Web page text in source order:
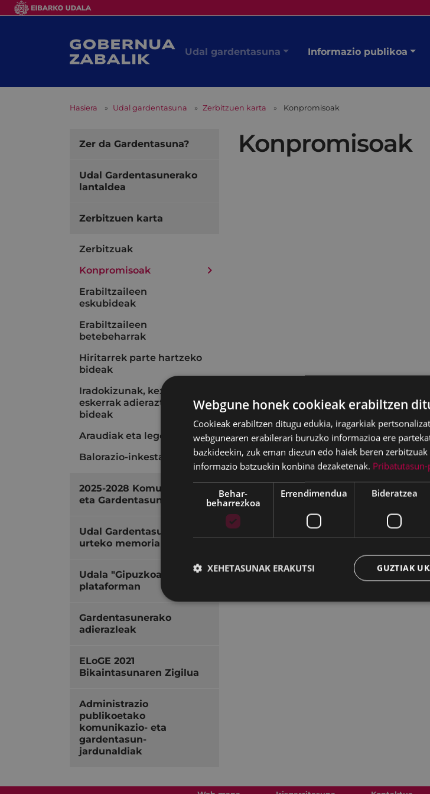
Udal gardentasuna Informazio publikoa
Hasiera Udal gardentasuna Zerbitzuen karta Konpromisoak
Konpromisoak
Zer da Gardentasuna?
Udal Gardentasunerako
lantaldea
Zerbitzuen karta
Zerbitzuak
Konpromisoak
Erabiltzaileen
eskubideak
Erabiltzaileen
betebeharrak
Hiritarrek parte hartzeko
bideak
Iradokizunak, kexak eta
eskerrak adierazteko
bideak
Araudiak eta legeak
Balorazio-inkesta
2025-2028 Komunikazio
eta Gardentasun Plana
Udal Gardentasunerako
urteko memoriak
Udala "Gipuzkoa Irekia"
plataforman
Gardentasunerako
adierazleak
ELoGE 2021
Bikaintasunaren Zigilua
Administrazio
publikoetako
komunikazio- eta
gardentasun-
jardunaldiak
Webgune honek cookieak erabiltzen
Cookieak erabiltzen ditugu edukia, iragarkiak
webgunearen erabilerari buruzko informazioa ere
bazkideekin, zuk eman diezun edo haiek beren
informazio batzuekin konbina dezaketenak.
Behar-
beharrezkoa
Errendimendua Bideratzea
GUZTIAK
XEHETASUNAK ERAKUTSI